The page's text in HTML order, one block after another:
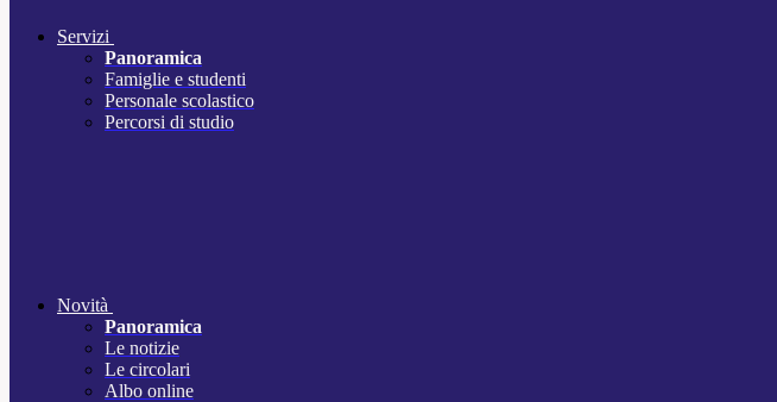
Servizi
Panoramica
Famiglie e studenti
Personale scolastico
Percorsi di studio
Novità
Panoramica
Le notizie
Le circolari
Albo online